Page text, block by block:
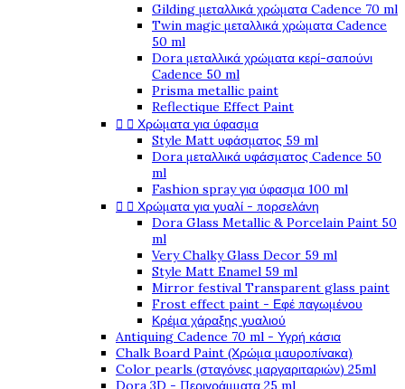
Gilding μεταλλικά χρώματα Cadence 70 ml
Twin magic μεταλλικά χρώματα Cadence
50 ml
Dora μεταλλικά χρώματα κερί-σαπούνι
Cadence 50 ml
Prisma metallic paint
Reflectique Effect Paint
  Χρώματα για ύφασμα
Style Matt υφάσματος 59 ml
Dora μεταλλικά υφάσματος Cadence 50
ml
Fashion spray για ύφασμα 100 ml
  Χρώματα για γυαλί - πορσελάνη
Dora Glass Metallic & Porcelain Paint 50
ml
Very Chalky Glass Decor 59 ml
Style Matt Enamel 59 ml
Mirror festival Transparent glass paint
Frost effect paint - Εφέ παγωμένου
Κρέμα χάραξης γυαλιού
Antiquing Cadence 70 ml - Υγρή κάσια
Chalk Board Paint (Χρώμα μαυροπίνακα)
Color pearls (σταγόνες μαργαριταριών) 25ml
Dora 3D - Περιγράμματα 25 ml